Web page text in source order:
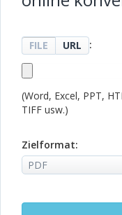
FILE URL :
(Word, Excel, PPT,
TIFF usw.)
Zielformat: